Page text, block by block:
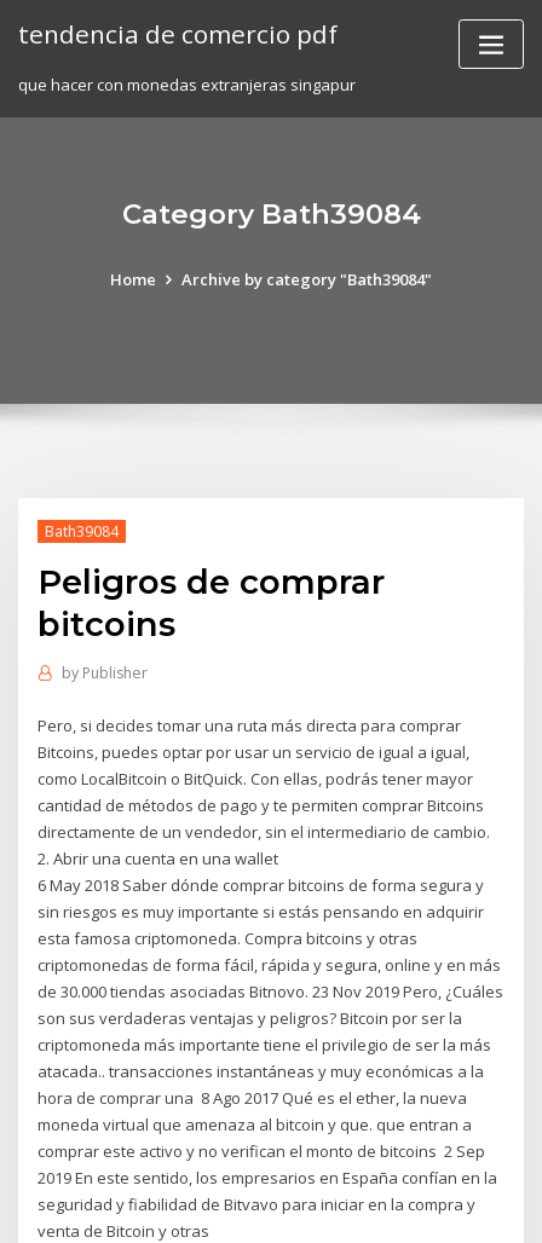
tendencia de comercio pdf
que hacer con monedas extranjeras singapur
Category Bath39084
Home Archive by category "Bath39084"
Bath39084
Peligros de comprar
bitcoins
by Publisher
Pero, si decides tomar una ruta más directa para comprar
Bitcoins, puedes optar por usar un servicio de igual a igual,
como LocalBitcoin o BitQuick. Con ellas, podrás tener mayor
cantidad de métodos de pago y te permiten comprar Bitcoins
directamente de un vendedor, sin el intermediario de cambio.
2. Abrir una cuenta en una wallet
6 May 2018 Saber dónde comprar bitcoins de forma segura y
sin riesgos es muy importante si estás pensando en adquirir
esta famosa criptomoneda. Compra bitcoins y otras
criptomonedas de forma fácil, rápida y segura, online y en más
de 30.000 tiendas asociadas Bitnovo. 23 Nov 2019 Pero, ¿Cuáles
son sus verdaderas ventajas y peligros? Bitcoin por ser la
criptomoneda más importante tiene el privilegio de ser la más
atacada.. transacciones instantáneas y muy económicas a la
hora de comprar una 8 Ago 2017 Qué es el ether, la nueva
moneda virtual que amenaza al bitcoin y que. que entran a
comprar este activo y no verifican el monto de bitcoins 2 Sep
2019 En este sentido, los empresarios en España confían en la
seguridad y fiabilidad de Bitvavo para iniciar en la compra y
venta de Bitcoin y otras